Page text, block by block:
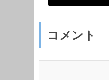
コメント